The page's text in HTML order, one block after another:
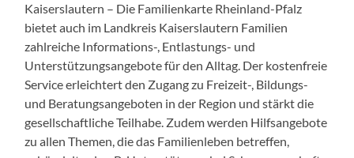
Kaiserslautern – Die Familienkarte Rheinland-Pfalz
bietet auch im Landkreis Kaiserslautern Familien
zahlreiche Informations-, Entlastungs- und
Unterstützungsangebote für den Alltag. Der kostenfreie
Service erleichtert den Zugang zu Freizeit-, Bildungs-
und Beratungsangeboten in der Region und stärkt die
gesellschaftliche Teilhabe. Zudem werden Hilfsangebote
zu allen Themen, die das Familienleben betreffen,